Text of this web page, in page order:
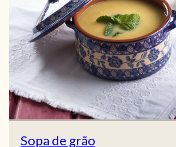
Sopa de grão